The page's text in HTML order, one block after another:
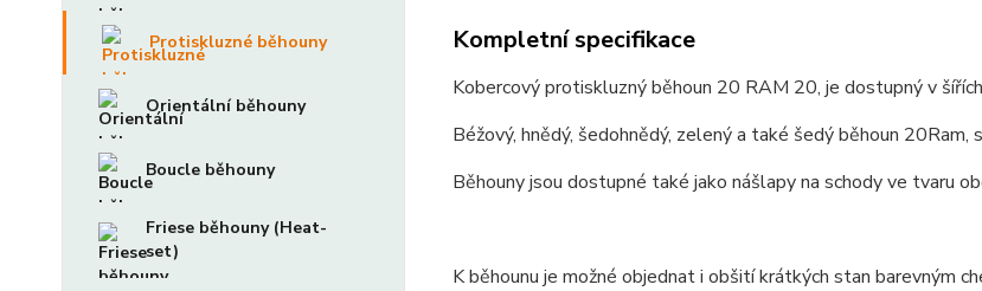
Protiskluzné běhouny
Orientální běhouny
Boucle běhouny
Friese běhouny (Heat-
set)
Kompletní specifikace
Kobercový protiskluzný běhoun 20 RAM 20, je dostupný v
Béžový, hnědý, šedohnědý, zelený a také šedý běhoun 20Ram,
Běhouny jsou dostupné také jako nášlapy na schody ve tvaru
K běhounu je možné objednat i obšití krátkých stan barevným